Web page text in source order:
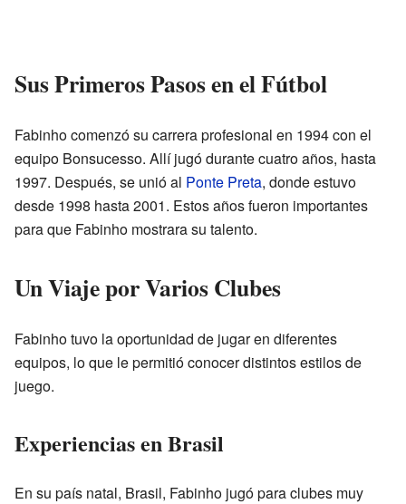
Sus Primeros Pasos en el Fútbol
Fabinho comenzó su carrera profesional en 1994 con el
equipo Bonsucesso. Allí jugó durante cuatro años, hasta
1997. Después, se unió al Ponte Preta, donde estuvo
desde 1998 hasta 2001. Estos años fueron importantes
para que Fabinho mostrara su talento.
Un Viaje por Varios Clubes
Fabinho tuvo la oportunidad de jugar en diferentes
equipos, lo que le permitió conocer distintos estilos de
juego.
Experiencias en Brasil
En su país natal, Brasil, Fabinho jugó para clubes muy